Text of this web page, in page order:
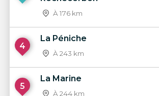
À 176 km
4
La Péniche
À 243 km
5
La Marine
À 244 km